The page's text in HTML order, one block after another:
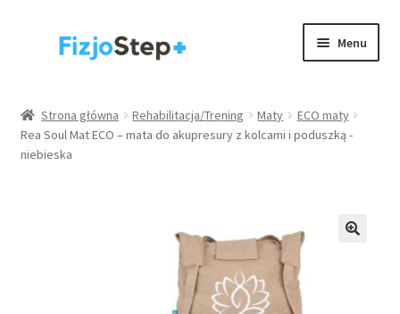
Przejdź
Przejdź
Menu
Wyposażenie gabinetów
Strona główna Rehabilitacja/Trening Maty
ECO maty
Rea Soul Mat ECO – mata do akupresury z kolcami i poduszką -
niebieska